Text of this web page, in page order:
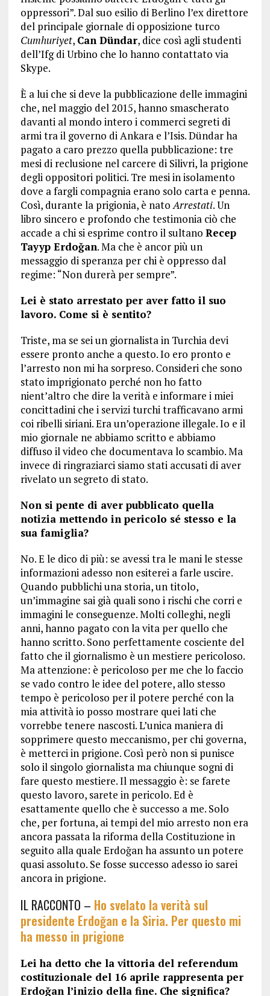
oppressori”. Dal suo esilio di Berlino l’ex direttore
del principale giornale di opposizione turco
Cumhuriyet, Can Dündar, dice così agli studenti
dell’Ifg di Urbino che lo hanno contattato via
Skype.
È a lui che si deve la pubblicazione delle immagini
che, nel maggio del 2015, hanno smascherato
davanti al mondo intero i commerci segreti di
armi tra il governo di Ankara e l’Isis. Dündar ha
pagato a caro prezzo quella pubblicazione: tre
mesi di reclusione nel carcere di Silivri, la prigione
degli oppositori politici. Tre mesi in isolamento
dove a fargli compagnia erano solo carta e penna.
Così, durante la prigionia, è natoArrestati. Un
libro sincero e profondo che testimonia ciò che
accade a chi si esprime contro il sultano Recep
Tayyp Erdoğan. Ma che è ancor più un
messaggio di speranza per chi è oppresso dal
regime: “Non durerà per sempre”.
Lei è stato arrestato per aver fatto il suo
lavoro. Come si è sentito?
Triste, ma se sei un giornalista in Turchia devi
essere pronto anche a questo. Io ero pronto e
l’arresto non mi ha sorpreso. Consideri che sono
stato imprigionato perché non ho fatto
nient’altro che dire la verità e informare i miei
concittadini che i servizi turchi trafficavano armi
coi ribelli siriani. Era un’operazione illegale. Io e il
mio giornale ne abbiamo scritto e abbiamo
diffuso il video che documentava lo scambio. Ma
invece di ringraziarci siamo stati accusati di aver
rivelato un segreto di stato.
Non si pente di aver pubblicato quella
notizia mettendo in pericolo sé stesso e la
sua famiglia?
No. E le dico di più: se avessi tra le mani le stesse
informazioni adesso non esiterei a farle uscire.
Quando pubblichi una storia, un titolo,
un’immagine sai già quali sono i rischi che corri e
immagini le conseguenze. Molti colleghi, negli
anni, hanno pagato con la vita per quello che
hanno scritto. Sono perfettamente cosciente del
fatto che il giornalismo è un mestiere pericoloso.
Ma attenzione: è pericoloso per me che lo faccio
se vado contro le idee del potere, allo stesso
tempo è pericoloso per il potere perché con la
mia attività io posso mostrare quei lati che
vorrebbe tenere nascosti. L’unica maniera di
sopprimere questo meccanismo, per chi governa,
è metterci in prigione. Così però non si punisce
solo il singolo giornalista ma chiunque sogni di
fare questo mestiere. Il messaggio è: se farete
questo lavoro, sarete in pericolo. Ed è
esattamente quello che è successo a me. Solo
che, per fortuna, ai tempi del mio arresto non era
ancora passata la riforma della Costituzione in
seguito alla quale Erdoğan ha assunto un potere
quasi assoluto. Se fosse successo adesso io sarei
ancora in prigione.
IL RACCONTO – Ho svelato la verità sul
presidente Erdoğan e la Siria. Per questo mi
ha messo in prigione
Lei ha detto che la vittoria del referendum
costituzionale del 16 aprile rappresenta per
Erdoğan l’inizio della fine. Che significa?